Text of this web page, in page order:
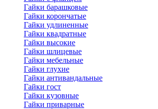
Гайки барашковые
Гайки корончатые
Гайки удлиненные
Гайки квадратные
Гайки высокие
Гайки шлицевые
Гайки мебельные
Гайки глухие
Гайки антивандальные
Гайки гост
Гайки кузовные
Гайки приварные